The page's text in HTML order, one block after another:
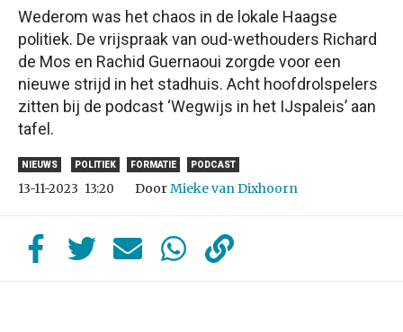
Wederom was het chaos in de lokale Haagse
politiek. De vrijspraak van oud-wethouders Richard
de Mos en Rachid Guernaoui zorgde voor een
nieuwe strijd in het stadhuis. Acht hoofdrolspelers
zitten bij de podcast ‘Wegwijs in het IJspaleis’ aan
tafel.
NIEUWS POLITIEK FORMATIE PODCAST
13-11-2023 13:20 DoorMieke van Dixhoorn